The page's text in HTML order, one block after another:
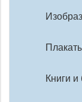
Книги